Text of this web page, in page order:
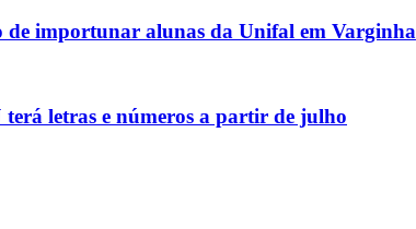
de importunar alunas da Unifal em Varginha
letras e números a partir de julho